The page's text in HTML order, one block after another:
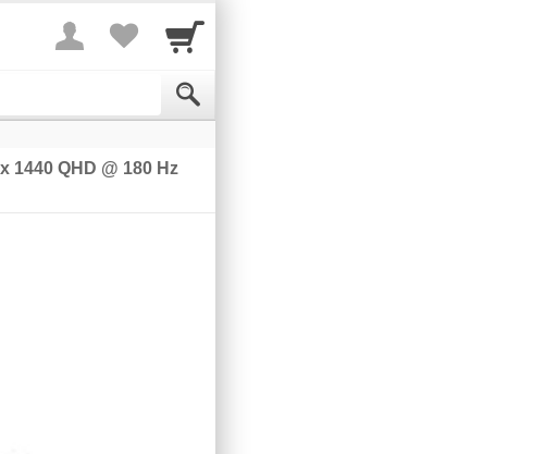
1440 QHD @ 180 Hz